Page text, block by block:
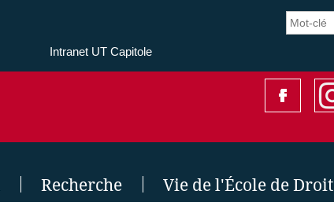
Recherche Vie de l'École de Droit
Intranet UT Capitole